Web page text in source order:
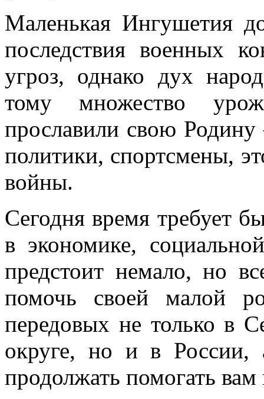
Маленькая Ингушетия
последствия военных
угроз, однако дух
тому множество
прославили свою Родину
политики, спортсмены,
войны.
Сегодня время требует
в экономике,
предстоит немало, но
помочь своей малой
передовых не только в
округе, но и в
продолжать помогать вам